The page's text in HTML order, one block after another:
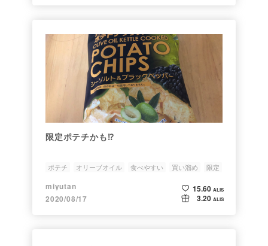
限定ポテチかも⁉️
ポテチ オリーブオイル 食べやすい 買い溜め 限定
miyutan
2020/08/17
15.60 ALIS
3.20 ALIS